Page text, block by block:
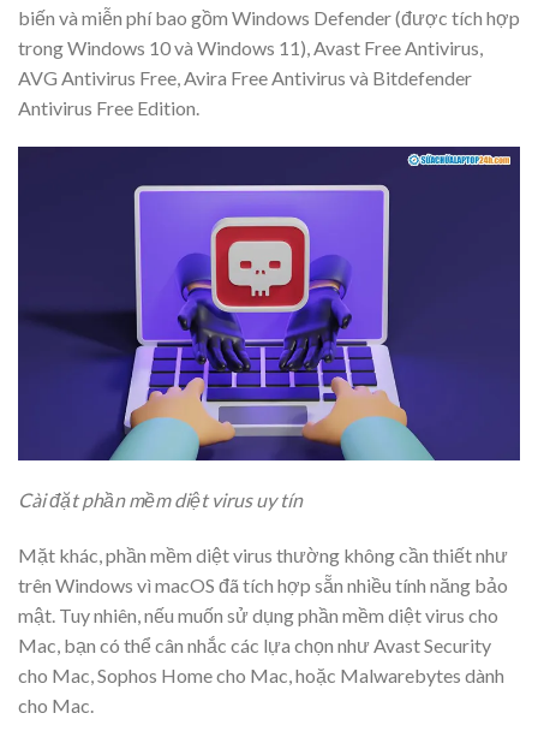
biến và miễn phí bao gồm Windows Defender (được tích hợp
trong Windows 10 và Windows 11), Avast Free Antivirus,
AVG Antivirus Free, Avira Free Antivirus và Bitdefender
Antivirus Free Edition.
Cài đặt phần mềm diệt virus uy tín
Mặt khác, phần mềm diệt virus thường không cần thiết như
trên Windows vì macOS đã tích hợp sẵn nhiều tính năng bảo
mật. Tuy nhiên, nếu muốn sử dụng phần mềm diệt virus cho
Mac, bạn có thể cân nhắc các lựa chọn như Avast Security
cho Mac, Sophos Home cho Mac, hoặc Malwarebytes dành
cho Mac.